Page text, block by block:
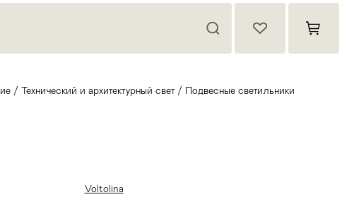
/ Технический и архитектурный свет/ Подвесные светильники
Voltolina